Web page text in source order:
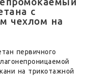
с
чехлом на
первичного
на трикотажной